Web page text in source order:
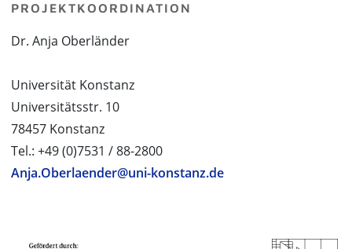
PROJEKTKOORDINATION
Dr. Anja Oberländer
Universität Konstanz
Universitätsstr. 10
78457 Konstanz
Tel.: +49 (0)7531 / 88-2800
Anja.Oberlaender@uni-konstanz.de